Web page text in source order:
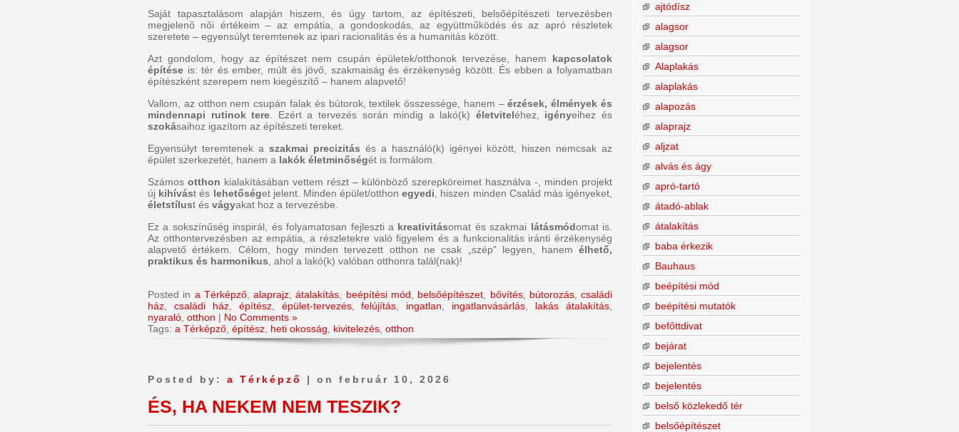
Saját tapasztalásom alapján hiszem, és úgy tartom, az építészeti, belsőépítészeti tervezésben
megjelenő női értékeim – az empátia, a gondoskodás, az együttműködés és az apró részletek
szeretete – egyensúlyt teremtenek az ipari racionalitás és a humanitás között.
Azt gondolom, hogy az építészet nem csupán épületek/otthonok tervezése, hanem kapcsolatok
építése is: tér és ember, múlt és jövő, szakmaiság és érzékenység között. És ebben a folyamatban
építészként szerepem nem kiegészítő – hanem alapvető!
Vallom, az otthon nem csupán falak és bútorok, textilek összessége, hanem –érzések, élmények és
mindennapi rutinok tere . Ezért a tervezés során mindig a lakó(k) életviteléhez, igényeihez és
szokásaihoz igazítom az építészeti tereket.
Egyensúlyt teremtenek a szakmai precizitás és a használó(k) igényei között, hiszen nemcsak az
épület szerkezetét, hanem a lakók életminőségét is formálom.
Számos otthon kialakításában vettem részt – különböző szerepköreimet használva -, minden projekt
új kihívást és lehetőséget jelent. Minden épület/otthonegyedi , hiszen minden Család más igényeket,
életstílust és vágyakat hoz a tervezésbe.
Ez a sokszínűség inspirál, és folyamatosan fejleszti a kreativitásomat és szakmai látásmódomat is.
Az otthontervezésben az empátia, a részletekre való figyelem és a funkcionalitás iránti érzékenység
alapvető értékem. Célom, hogy minden tervezett otthon ne csak „szép” legyen, hanem élhető,
praktikus és harmonikus , ahol a lakó(k) valóban otthonra talál(nak)!
Posted in a Térképző,alaprajz ,átalakítás beépítési mód belsőépítészet bővítés, bútorozás,családi
ház
családi ház, építész, épület-tervezés,felújítás ingatlan ingatlanvásárlás lakás átalakítás
nyaraló otthon | No Comments »
Tags: a Térképző építész heti okosság kivitelezés otthon
Posted by: a Térképző | on február 10, 2026
ÉS, HA NEKEM NEM TESZIK?
ajtódísz
alagsor
alagsor
Alaplakás
alaplakás
alapozás
alaprajz
aljzat
alvás és ágy
apró-tartó
átadó-ablak
átalakítás
baba érkezik
Bauhaus
beépítési mód
beépítési mutatók
befőttdivat
bejárat
bejelentés
bejelentés
belső közlekedő tér
belsőépítészet